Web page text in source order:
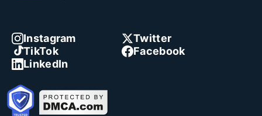
Instagram
Twitter
TikTok
Facebook
LinkedIn